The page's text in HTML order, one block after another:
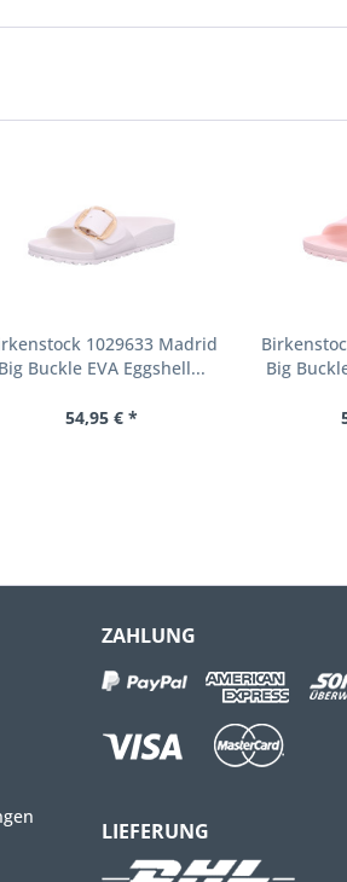
1029633 Madrid
Big Buckle EVA Eggshell...
54,95 € *
Big
ZAHLUNG
LIEFERUNG